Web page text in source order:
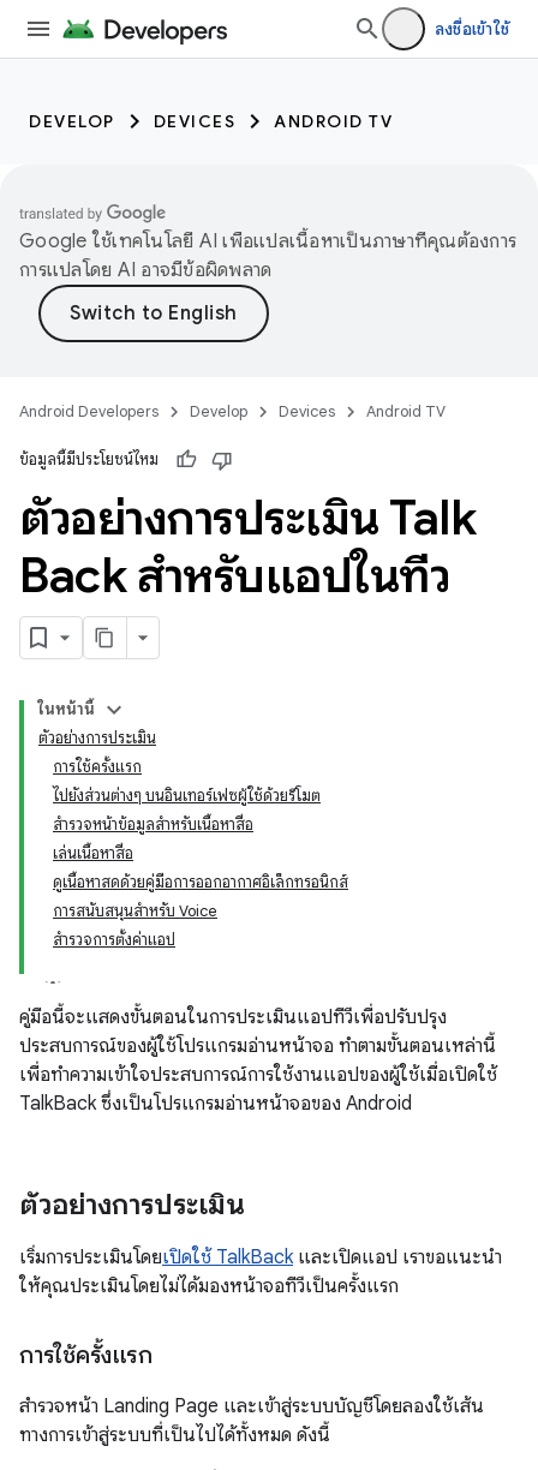
ลงชื่อเข้าใช้
DEVELOP DEVICES ANDROID TV
Google ใช้เทคโนโลยี AI เพื่อแปลเนื้อหาเป็นภาษาที่คุณต้องการ
การแปลโดย AI อาจมีข้อผิดพลาด
Android Developers Develop Devices Android TV
ข้อมูลนี้มีประโยชน์ไหม
ตัวอย่างการประเมิน Talk
Back สำหรับแอปในทีวี
ในหน้านี้
ตัวอย่างการประเมิน
การใช้ครั้งแรก
ไปยังส่วนต่างๆ บนอินเทอร์เฟซผู้ใช้ด้วยรีโมต
สำรวจหน้าข้อมูลสำหรับเนื้อหาสื่อ
เล่นเนื้อหาสื่อ
ดูเนื้อหาสดด้วยคู่มือการออกอากาศอิเล็กทรอนิกส์
การสนับสนุนสำหรับ Voice
สำรวจการตั้งค่าแอป
คู่มือนี้จะแสดงขั้นตอนในการประเมินแอปทีวีเพื่อปรับปรุง
ประสบการณ์ของผู้ใช้โปรแกรมอ่านหน้าจอ ทําตามขั้นตอนเหล่านี้
เพื่อทําความเข้าใจประสบการณ์การใช้งานแอปของผู้ใช้เมื่อเปิดใช้
TalkBack ซึ่งเป็นโปรแกรมอ่านหน้าจอของ Android
ตัวอย่างการประเมิน
เริ่มการประเมินโดยเปิดใช้ TalkBackและเปิดแอป เราขอแนะนำ
ให้คุณประเมินโดยไม่ได้มองหน้าจอทีวีเป็นครั้งแรก
การใช้ครั้งแรก
สำรวจหน้า Landing Page และเข้าสู่ระบบบัญชีโดยลองใช้เส้น
ทางการเข้าสู่ระบบที่เป็นไปได้ทั้งหมด ดังนี้